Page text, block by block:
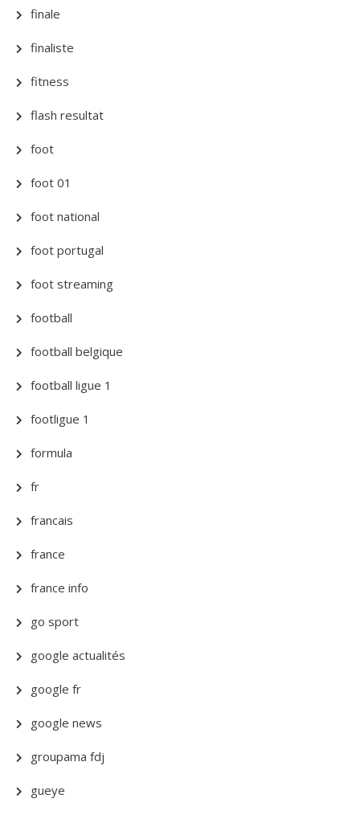
finale
finaliste
fitness
flash resultat
foot
foot 01
foot national
foot portugal
foot streaming
football
football belgique
football ligue 1
footligue 1
formula
fr
francais
france
france info
go sport
google actualités
google fr
google news
groupama fdj
gueye